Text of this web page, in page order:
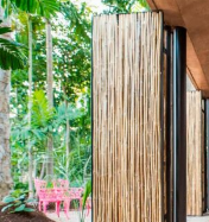
Dimensiones
m2 de construcción